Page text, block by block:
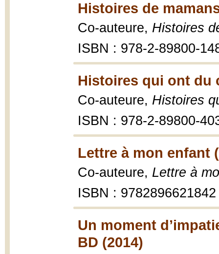
Histoires de
Co-auteure, Histoires
ISBN : 978-2-89800-
Histoires qui ont du
Co-auteure, Histoires
ISBN : 978-2-89800-
Lettre à mon enfant
Co-auteure, Lettre à
ISBN : 9782896621842
Un moment
BD (2014)